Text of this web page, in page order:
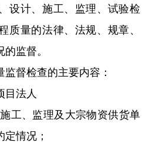
设计、施工、监理、试验检
质量的法律、法规、规章、
监督。
检查的主要内容：
法人
、监理及大宗物资供货单
情况；